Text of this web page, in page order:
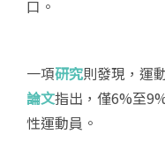
口。
一項研究則發現，運
論文指出，僅6%至
性運動員。